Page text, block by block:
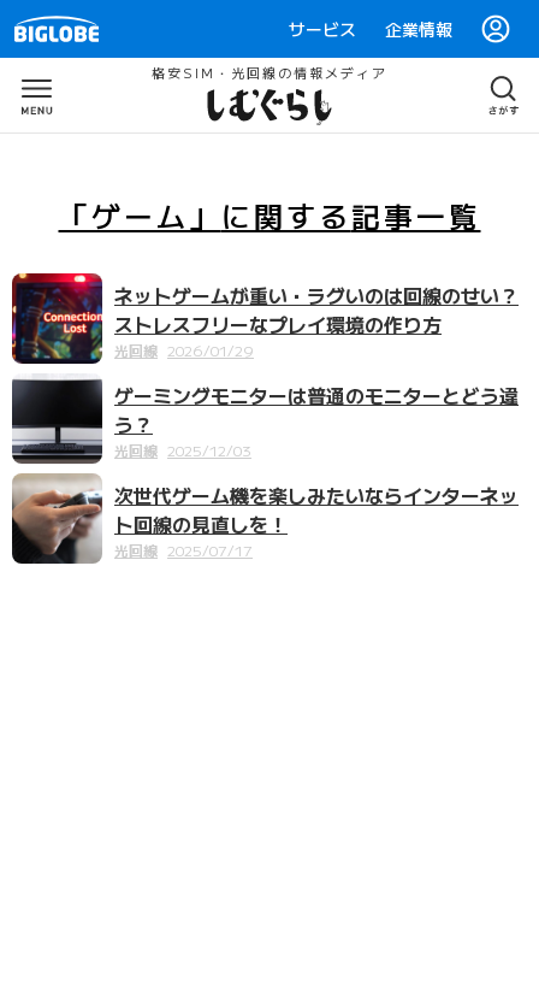
サービス 企業情報
格安SIM・光回線の情報メディア
「ゲーム」 に関する記事一覧
ネットゲームが重い・ラグいのは回線のせい？
ストレスフリーなプレイ環境の作り方
光回線 2026/01/29
ゲーミングモニターは普通のモニターとどう違
う？
光回線 2025/12/03
次世代ゲーム機を楽しみたいならインターネッ
ト回線の見直しを！
光回線 2025/07/17